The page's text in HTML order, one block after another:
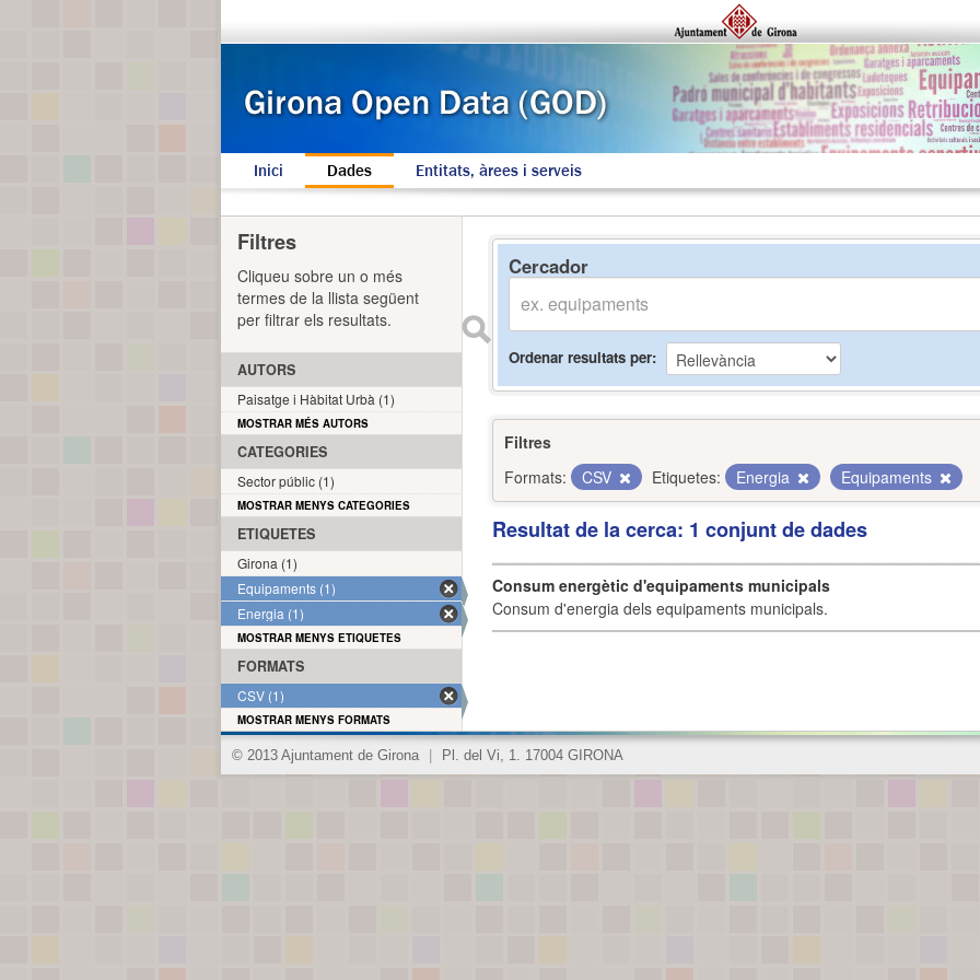
Inici Dades Entitats, àrees i serveis
Cercador
Ordenar resultats per
Filtres
Formats:
CSV Etiquetes: Energia Equipaments
Resultat de la cerca: 1 conjunt de dades
Consum energètic d'equipaments municipals
Consum d'energia dels equipaments municipals.
Filtres
Cliqueu sobre un o més
termes de la llista següent
per filtrar els resultats.
AUTORS
Paisatge i Hàbitat Urbà (1)
MOSTRAR MÉS AUTORS
CATEGORIES
Sector públic (1)
MOSTRAR MENYS CATEGORIES
ETIQUETES
Girona (1)
Equipaments (1)
Energia (1)
MOSTRAR MENYS ETIQUETES
FORMATS
CSV (1)
MOSTRAR MENYS FORMATS
© 2013 Ajuntament de Girona Pl. del Vi, 1. 17004 GIRONA